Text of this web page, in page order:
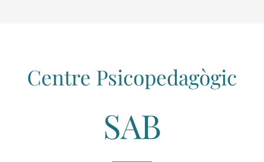
Centre Psicopedagògic
SAB